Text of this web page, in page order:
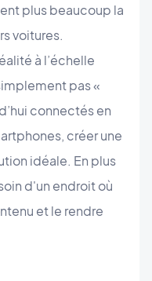
plus beaucoup la
voitures.
à l’échelle
pas «
connectés en
créer une
idéale. En plus
d'un endroit où
et le rendre